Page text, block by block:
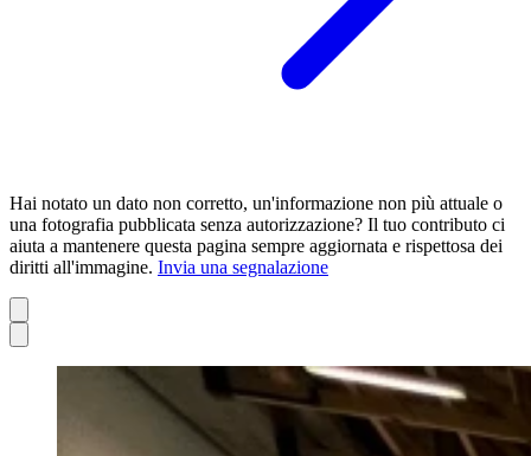
Hai notato un dato non corretto, un'informazione non più attuale o
una fotografia pubblicata senza autorizzazione? Il tuo contributo ci
aiuta a mantenere questa pagina sempre aggiornata e rispettosa dei
diritti all'immagine. Invia una segnalazione